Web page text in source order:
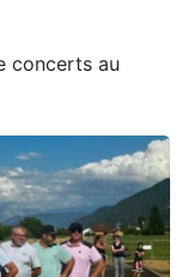
concerts au